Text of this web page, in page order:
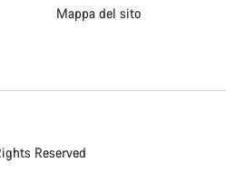
Mappa del sito
Reserved